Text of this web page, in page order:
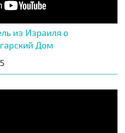
из Израиля о
Дом